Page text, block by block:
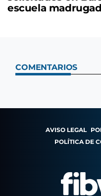
escuela
COMENTARIOS
AVISO LEGAL
POLÍTICA DE